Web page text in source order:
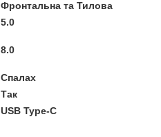
Фронтальна та Тилова
5.0
8.0
Спалах
Так
USB Type-C